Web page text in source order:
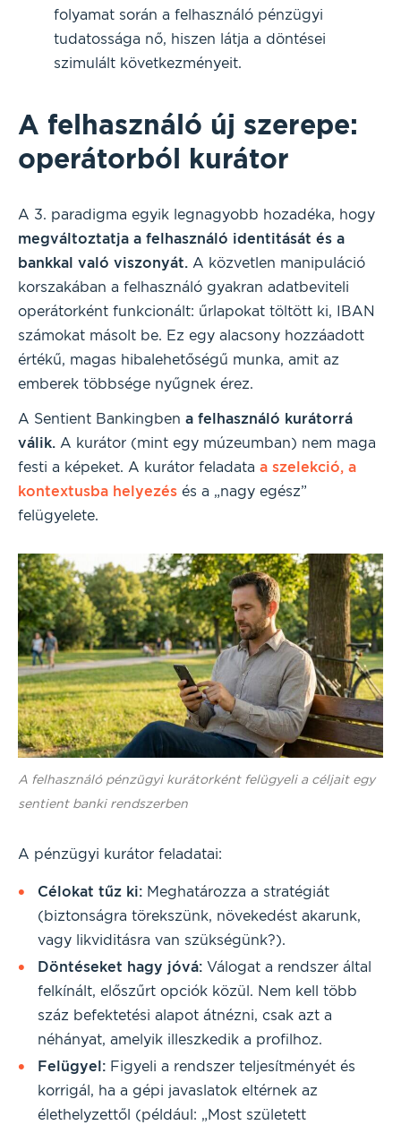
folyamat során a felhasználó pénzügyi
tudatossága nő, hiszen látja a döntései
szimulált következményeit.
A felhasználó új szerepe:
operátorból kurátor
A 3. paradigma egyik legnagyobb hozadéka, hogy
megváltoztatja a felhasználó identitását és a
bankkal való viszonyát. A közvetlen manipuláció
korszakában a felhasználó gyakran adatbeviteli
operátorként funkcionált: űrlapokat töltött ki, IBAN
számokat másolt be. Ez egy alacsony hozzáadott
értékű, magas hibalehetőségű munka, amit az
emberek többsége nyűgnek érez.
A Sentient Bankingben a felhasználó kurátorrá
válik. A kurátor (mint egy múzeumban) nem maga
festi a képeket. A kurátor feladata a szelekció, a
kontextusba helyezés és a „nagy egész”
felügyelete.
A felhasználó pénzügyi kurátorként felügyeli a céljait egy
sentient banki rendszerben
A pénzügyi kurátor feladatai:
Célokat tűz ki: Meghatározza a stratégiát
(biztonságra törekszünk, növekedést akarunk,
vagy likviditásra van szükségünk?).
Döntéseket hagy jóvá: Válogat a rendszer által
felkínált, előszűrt opciók közül. Nem kell több
száz befektetési alapot átnézni, csak azt a
néhányat, amelyik illeszkedik a profilhoz.
Felügyel: Figyeli a rendszer teljesítményét és
korrigál, ha a gépi javaslatok eltérnek az
élethelyzettől (például: „Most született